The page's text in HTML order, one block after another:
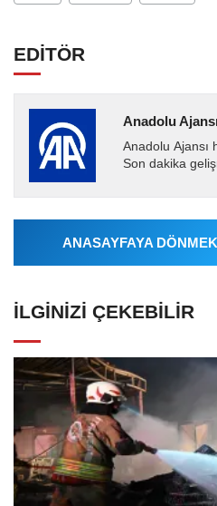
EDİTÖR
Anadolu
Anadolu Ajansı
Son dakika
Ajansı
ANASAYFAYA
İLGINIZI ÇEKEBILIR